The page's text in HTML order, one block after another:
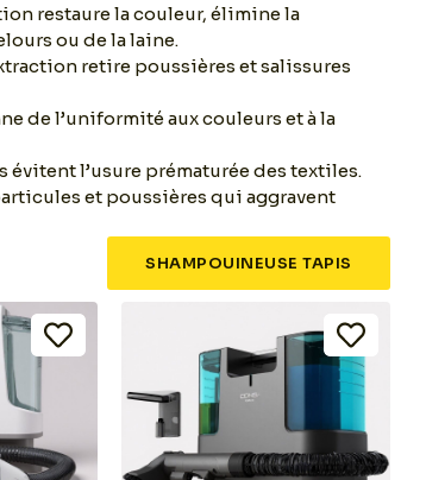
restaure la couleur, élimine la
ou de la laine.
retire poussières et salissures
de l’uniformité aux couleurs et à la
évitent l’usure prématurée des textiles.
et poussières qui aggravent
SHAMPOUINEUSE TAPIS